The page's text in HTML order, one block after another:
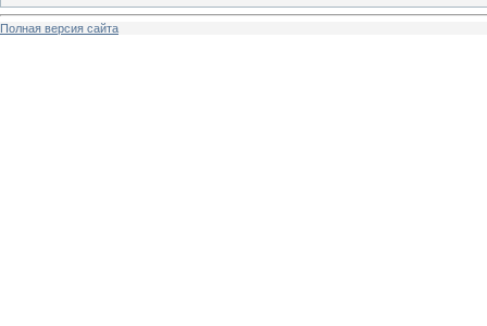
Полная версия сайта